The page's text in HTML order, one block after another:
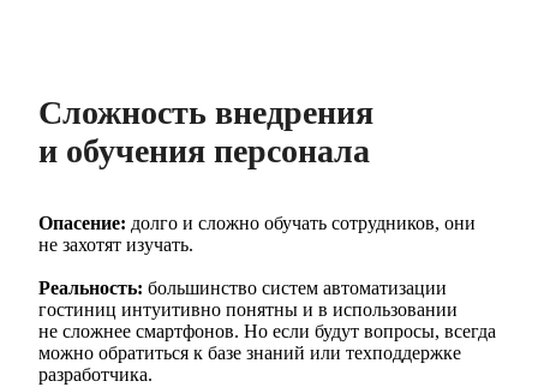
Сложность внедрения
и обучения персонала
Опасение: долго и сложно обучать сотрудников, они
не захотят изучать.
Реальность: большинство систем автоматизации
гостиниц интуитивно понятны и в использовании
не сложнее смартфонов. Но если будут вопросы, всегда
можно обратиться к базе знаний или техподдержке
разработчика.